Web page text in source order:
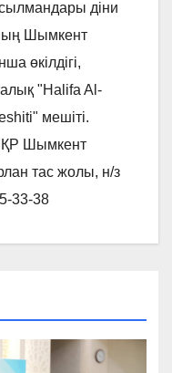
діни
Шымкент
өкілдігі,
"Halifa Al-
мешіті.
Шымкент
тас жолы, н/з
33-38